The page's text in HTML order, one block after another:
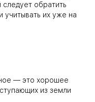
обратить
учитывать их уже на
— это хорошее
из земли